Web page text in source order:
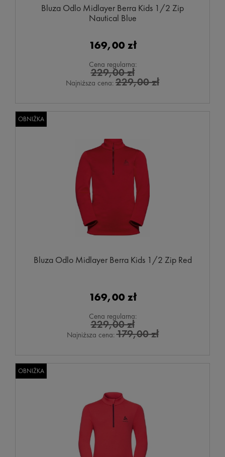
Bluza Odlo Midlayer Berra Kids 1/2 Zip
Nautical Blue
169,00 zł
Cena regularna:
229,00 zł
Najniższa cena: 229,00 zł
Bluza Odlo Midlayer Berra Kids 1/2 Zip Red
169,00 zł
Cena regularna:
229,00 zł
Najniższa cena:179,00 zł
OBNIŻKA
OBNIŻKA